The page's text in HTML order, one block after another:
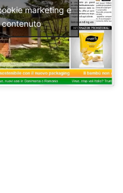
marketing e